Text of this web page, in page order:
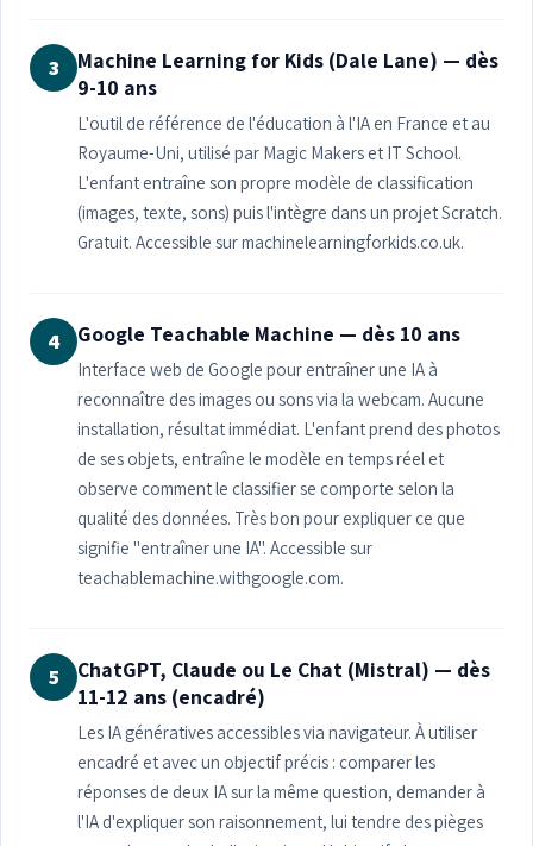
3
Machine Learning for Kids (Dale Lane) — dès
9-10 ans
L'outil de référence de l'éducation à l'IA en France et au
Royaume-Uni, utilisé par Magic Makers et IT School.
L'enfant entraîne son propre modèle de classification
(images, texte, sons) puis l'intègre dans un projet Scratch.
Gratuit. Accessible sur machinelearningforkids.co.uk.
4 Google Teachable Machine — dès 10 ans
Interface web de Google pour entraîner une IA à
reconnaître des images ou sons via la webcam. Aucune
installation, résultat immédiat. L'enfant prend des photos
de ses objets, entraîne le modèle en temps réel et
observe comment le classifier se comporte selon la
qualité des données. Très bon pour expliquer ce que
signifie "entraîner une IA". Accessible sur
teachablemachine.withgoogle.com.
5
ChatGPT, Claude ou Le Chat (Mistral) — dès
11-12 ans (encadré)
Les IA génératives accessibles via navigateur. À utiliser
encadré et avec un objectif précis : comparer les
réponses de deux IA sur la même question, demander à
l'IA d'expliquer son raisonnement, lui tendre des pièges